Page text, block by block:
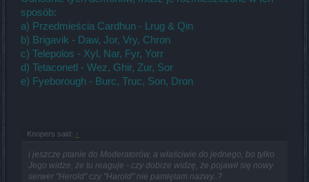
sposób:
a) Przedmieścia Cardhun - Lrug & Qin
b) Brigavik - Daw, Jor, Vry, Chron
c) Telepolos - Xyl, Nar, Fyr, Yorr
d) Tetaconetl - Wez, Ghir, Zur, Sor
e) Fyeborough - Burc, Truc, Son, Dron
Knopers said: ↑
i jeszcze ptanie do Moderatorów, a właściwie do jednego, bo tylko
Jego widze, że tu reaguje - czy dobrze widzę, że pojawił się nowy
serwer "Herold" czy "Harold" nie pamiętam nazwy..?